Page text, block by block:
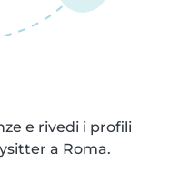
e rivedi i profili
a Roma.